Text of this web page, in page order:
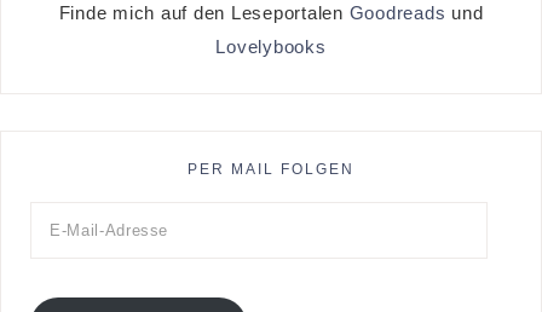
Finde mich auf den Leseportalen Goodreads und
Lovelybooks
PER MAIL FOLGEN